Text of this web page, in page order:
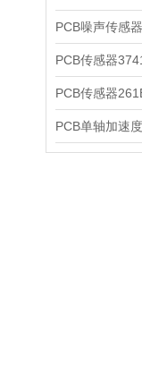
PCB噪声传感
PCB传感器
PCB单轴加速